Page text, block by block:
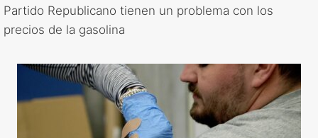
Partido Republicano tienen un problema con los
precios de la gasolina